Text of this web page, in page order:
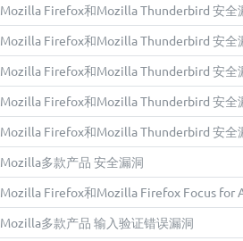
Mozilla Firefox和Mozilla Thunderbird 安全
Mozilla Firefox和Mozilla Thunderbird 安全
Mozilla Firefox和Mozilla Thunderbird 安全
Mozilla Firefox和Mozilla Thunderbird 安全
Mozilla Firefox和Mozilla Thunderbird 安全
Mozilla多款产品 安全漏洞
Mozilla Firefox和Mozilla Firefox Focus for
Mozilla多款产品 输入验证错误漏洞